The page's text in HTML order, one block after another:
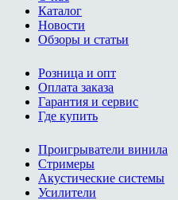
Каталог
Новости
Обзоры и статьи
Розница и опт
Оплата заказа
Гарантия и сервис
Где купить
Проигрыватели винила
Стримеры
Акустические системы
Усилители